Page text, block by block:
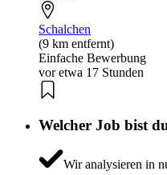
Schalchen
(9 km entfernt)
Einfache Bewerbung
vor etwa 17 Stunden
Welcher Job bist
Wir analysieren in